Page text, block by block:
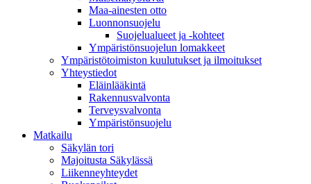
Maa-ainesten otto
Luonnonsuojelu
Suojelualueet ja -kohteet
Ympäristönsuojelun lomakkeet
Ympäristötoimiston kuulutukset ja ilmoitukset
Yhteystiedot
Eläinlääkintä
Rakennusvalvonta
Terveysvalvonta
Ympäristönsuojelu
Mat­kailu
Säkylän tori
Majoitusta Säkylässä
Liikenneyhteydet